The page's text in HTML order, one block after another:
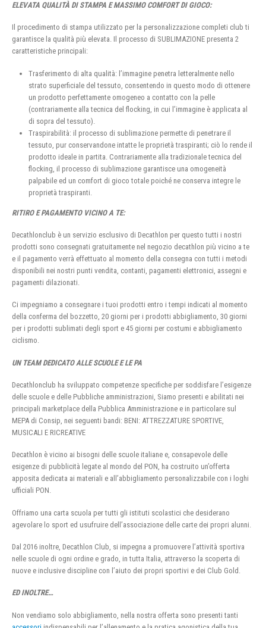
ELEVATA QUALITÀ DI STAMPA E MASSIMO COMFORT DI GIOCO:
Il procedimento di stampa utilizzato per la personalizzazione completi club ti
garantisce la qualità più elevata. Il processo di SUBLIMAZIONE presenta 2
caratteristiche principali:
Trasferimento di alta qualità: l’immagine penetra letteralmente nello
strato superficiale del tessuto, consentendo in questo modo di ottenere
un prodotto perfettamente omogeneo a contatto con la pelle
(contrariamente alla tecnica del flocking, in cui l’immagine è applicata al
di sopra del tessuto).
Traspirabilità: il processo di sublimazione permette di penetrare il
tessuto, pur conservandone intatte le proprietà traspiranti; ciò lo rende il
prodotto ideale in partita. Contrariamente alla tradizionale tecnica del
flocking, il processo di sublimazione garantisce una omogeneità
palpabile ed un comfort di gioco totale poiché ne conserva integre le
proprietà traspiranti.
RITIRO E PAGAMENTO VICINO A TE:
Decathlonclub è un servizio esclusivo di Decathlon per questo tutti i nostri
prodotti sono consegnati gratuitamente nel negozio decathlon più vicino a te
e il pagamento verrà effettuato al momento della consegna con tutti i metodi
disponibili nei nostri punti vendita, contanti, pagamenti elettronici, assegni e
pagamenti dilazionati.
Ci impegniamo a consegnare i tuoi prodotti entro i tempi indicati al momento
della conferma del bozzetto, 20 giorni per i prodotti abbigliamento, 30 giorni
per i prodotti sublimati degli sport e 45 giorni per costumi e abbigliamento
ciclismo.
UN TEAM DEDICATO ALLE SCUOLE E LE PA
Decathlonclub ha sviluppato competenze specifiche per soddisfare l’esigenze
delle scuole e delle Pubbliche amministrazioni, Siamo presenti e abilitati nei
principali marketplace della Pubblica Amministrazione e in particolare sul
MEPA di Consip, nei seguenti bandi: BENI: ATTREZZATURE SPORTIVE,
MUSICALI E RICREATIVE
Decathlon è vicino ai bisogni delle scuole italiane e, consapevole delle
esigenze di pubblicità legate al mondo del PON, ha costruito un’offerta
apposita dedicata ai materiali e all’abbigliamento personalizzabile con i loghi
ufficiali PON.
Offriamo una carta scuola per tutti gli istituti scolastici che desiderano
agevolare lo sport ed usufruire dell’associazione delle carte dei propri alunni.
Dal 2016 inoltre, Decathlon Club, si impegna a promuovere l’attività sportiva
nelle scuole di ogni ordine e grado, in tutta Italia, attraverso la scoperta di
nuove e inclusive discipline con l’aiuto dei propri sportivi e dei Club Gold.
ED INOLTRE…
Non vendiamo solo abbigliamento, nella nostra offerta sono presenti tanti